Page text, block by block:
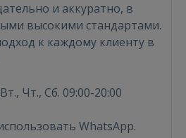
ВОЙТИ
и аккуратно, в
высокими стандартами.
к каждому клиенту в
Чт., Сб. 09:00-20:00
WhatsApp.